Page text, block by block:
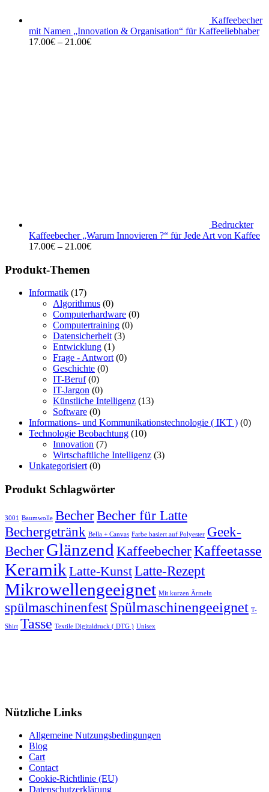
Kaffeebecher
mit Namen „Innovation & Organisation“ für Kaffeeliebhaber
17.00€ – 21.00€
Bedruckter
Kaffeebecher „Warum Innovieren ?“ für Jede Art von Kaffee
17.00€ – 21.00€
Produkt-Themen
Informatik (17)
Algorithmus (0)
Computerhardware (0)
Computertraining (0)
Datensicherheit (3)
Entwicklung (1)
Frage - Antwort (0)
Geschichte (0)
IT-Beruf (0)
IT-Jargon (0)
Künstliche Intelligenz (13)
Software (0)
Informations- und Kommunikationstechnologie ( IKT ) (0)
Technologie Beobachtung (10)
Innovation (7)
Wirtschaftliche Intelligenz (3)
Unkategorisiert (0)
Produkt Schlagwörter
3001 Baumwolle BecherBecher für Latte
Bechergetränk Bella + Canvas Farbe basiert auf Polyester Geek-
BecherGlänzend KaffeebecherKaffeetasse
Keramik Latte-KunstLatte-Rezept
Mikrowellengeeignet Mit kurzen Ärmeln
spülmaschinenfestSpülmaschinengeeignet T-
Shirt Tasse Textile Digitaldruck ( DTG ) Unisex
Nützliche Links
Allgemeine Nutzungsbedingungen
Blog
Cart
Contact
Cookie-Richtlinie (EU)
Datenschutzerklärung